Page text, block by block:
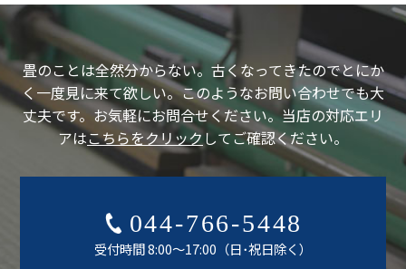
畳のことは全然分からない。古くなってきたのでとにか
く一度見に来て欲しい。このようなお問い合わせでも大
丈夫です。お気軽にお問合せください。当店の対応エリ
アはこちらをクリックしてご確認ください。
044-766-5448
受付時間 8:00～17:00（日･祝日除く）